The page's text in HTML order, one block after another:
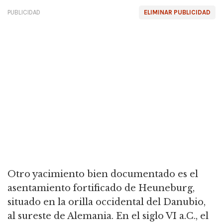
ELIMINAR PUBLICIDAD
PUBLICIDAD
Otro yacimiento bien documentado es el
asentamiento fortificado de Heuneburg,
situado en la orilla occidental del Danubio,
al sureste de Alemania. En el siglo VI a.C., el